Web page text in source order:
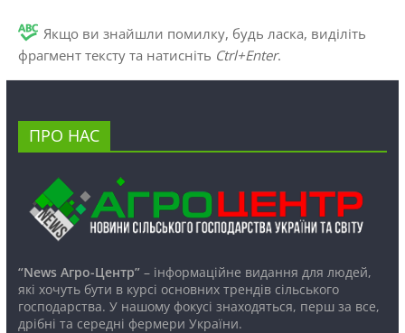
Якщо ви знайшли помилку, будь ласка, виділіть
фрагмент тексту та натисніть Ctrl+Enter.
ПРО НАС
“News Агро-Центр”– інформаційне видання для людей,
які хочуть бути в курсі основних трендів сільського
господарства. У нашому фокусі знаходяться, перш за все,
дрібні та середні фермери України.